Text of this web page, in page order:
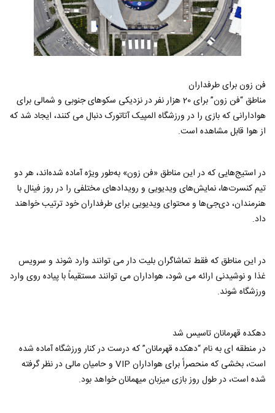
فن زون برای طرفداران
مناطق “فن زون” برای 20 هزار نفر در نزدیکی سکوهای جنوبی و شمالی برای
هوادارانی که بازی را در ورزشگاه المپیک آتاتورک دنبال می کنند، ایجاد شد که
از هوا قابل مشاهده است.
در استیج‌هایی که در این مناطق «فن زون» به‌طور ویژه آماده شده‌اند، هر دو
تیم کنسرت‌ها، نمایش‌های ویدیویی و رویدادهای مختلفی را در روز فینال با
هنرمندان، دی‌جی‌ها و محتوای ویدیویی برای طرفداران خود ترتیب خواهند
داد.
در این مناطق که فقط تماشاگران بلیت دار می توانند وارد شوند و سرویس
غذا و نوشیدنی ارائه می شود، هواداران می توانند مستقیماً با پیاده روی وارد
ورزشگاه شوند.
دهکده قهرمانان تاسیس شد
در منطقه ای به نام “دهکده قهرمانان” که درست در کنار ورزشگاه آماده شده
است، بخشی که منحصراً برای هواداران VIP و حامیان مالی در نظر گرفته
شده است، در طول روز بازی میزبان میهمانان خواهد بود.